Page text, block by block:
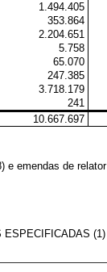
1.494.405
353.864
2.204.651
5.758
65.070
247.385
3.718.179
241
10.667.697
e emendas de